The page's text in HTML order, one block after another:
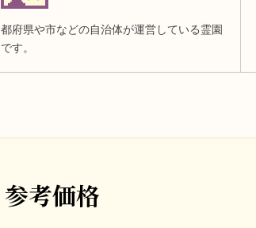
都府県や市などの自治体が運営している霊園
です。
参考価格